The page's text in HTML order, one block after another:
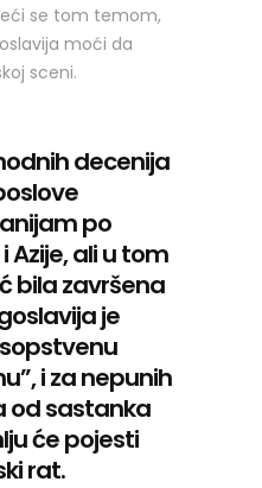
se tom temom,
moći da
sceni.
decenija
po
Azije, ali u tom
bila završena
je
i za nepunih
od sastanka
će pojesti
rat.